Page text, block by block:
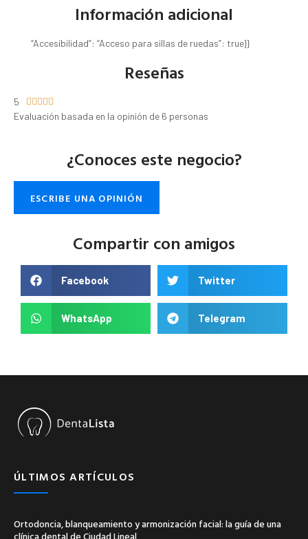
Información adicional
“Accesibilidad”: “Acceso para sillas de ruedas”: true}}
Reseñas
5     
Evaluación basada en la opinión de 6 personas
¿Conoces este negocio?
ESCRIBE UNA OPINIÓN
Compartir con amigos
Facebook Twitter
WhatsApp Telegram
ÚLTIMOS ARTÍCULOS
Ortodoncia, blanqueamiento y armonización facial: la guía de una
clínica dental de Ciudad Lineal